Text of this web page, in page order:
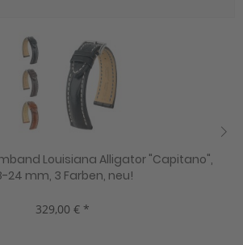
Louisiana Alligator "Capitano",
24 mm, 3 Farben, neu!
329,00 € *